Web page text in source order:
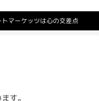
マーケッツは心の交差点
す。